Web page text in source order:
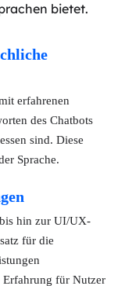
bietet.
erfahrenen
des Chatbots
sind. Diese
Sprache.
hin zur UI/UX-
für die
Erfahrung für Nutzer